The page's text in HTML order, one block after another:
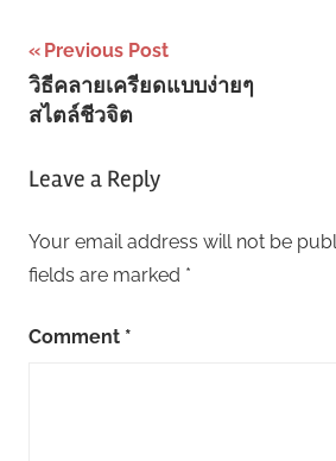
Post
navigation
Previous Post
วิธีคลายเครียดแบบง่ายๆ
สไตล์ชีวจิต
Leave a Reply
Your email address will not be
fields are marked *
Comment *